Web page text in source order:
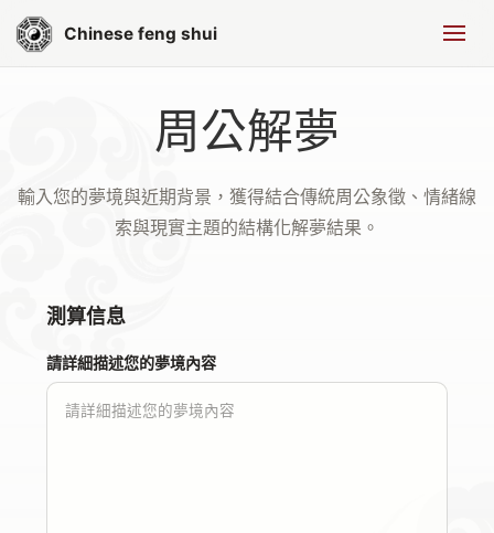
Chinese feng shui
周公解夢
輸入您的夢境與近期背景，獲得結合傳統周公象徵、情緒線
索與現實主題的結構化解夢結果。
測算信息
請詳細描述您的夢境內容